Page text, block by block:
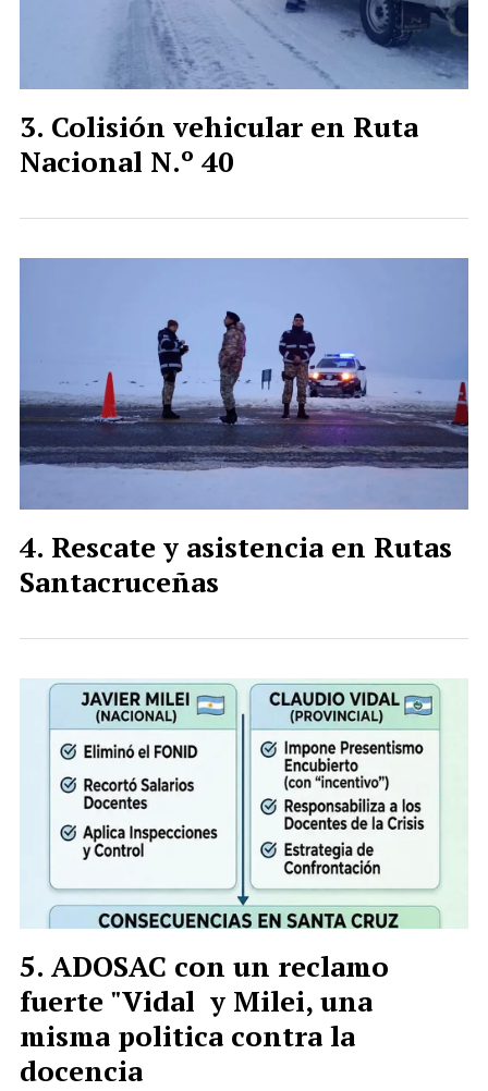
Colisión vehicular en Ruta
Nacional N.º 40
Rescate y asistencia en Rutas
Santacruceñas
ADOSAC con un reclamo
fuerte "Vidal y Milei, una
misma politica contra la
docencia